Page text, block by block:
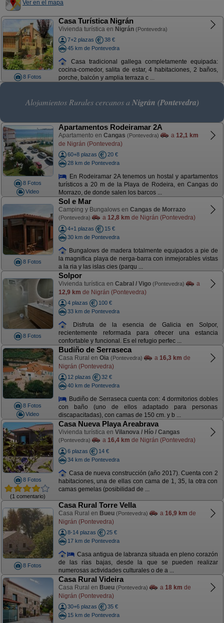
Ver en el mapa
8 Fotos
Casa Turística Nigrán
Vivienda turística en Nigrán (Pontevedra)
7+2 plazas
38 €
45 km de Pontevedra
Casa tradicional gallega completamente equipada:
cocina-comedor, salita de estar, 4 habitaciones, 2 baños,
porche, balcón y amplia terraza c ...
Alojamientos Rurales cercanos a Nigrán (Pontevedra)
8 Fotos
Video
Apartamentos Rodeiramar 2A
Apartamento en Cangas (Pontevedra) a 12,1 km
de Nigrán (Pontevedra)
60+8 plazas
20 €
28 km de Pontevedra
En Rodeiramar 2A tenemos un hostal y apartamentos
turísticos a 20 m de la Playa de Rodeira, en Cangas do
Morrazo, de donde salen los barcos ...
8 Fotos
Sol e Mar
Camping y Bungalows en Cangas de Morrazo
(Pontevedra) a 12,8 km de Nigrán (Pontevedra)
4+1 plazas
15 €
30 km de Pontevedra
Bungalows de madera totalmente equipados a pie de
la magnifica playa de nerga-barra con inmejorables vistas
a la ria y las islas cies (parqu ...
8 Fotos
Solpor
Vivienda turística en Cabral / Vigo (Pontevedra)
a
12,9 km de Nigrán (Pontevedra)
4 plazas
100 €
33 km de Pontevedra
Disfruta de la esencia de Galicia en Solpor,
recientemente reformada para ofrecer una estancia
confortable y funcional. Es el refugio perfec ...
8 Fotos
Video
Budiño de Serraseca
Casa Rural en Oia (Pontevedra) a 16,3 km de
Nigrán (Pontevedra)
12 plazas
32 €
40 km de Pontevedra
Budiño de Serraseca cuenta con: 4 dormitorios dobles
con baño (uno de ellos adaptado para personas
discapacitadas), con camas de 150 cm. y b ...
8 Fotos
(1 comentario)
Casa Nueva Playa Areabrava
Vivienda turística en Vilanova / Hío / Cangas
(Pontevedra) a 16,4 km de Nigrán (Pontevedra)
6 plazas
14 €
34 km de Pontevedra
Casa de nueva construcción (año 2017). Cuenta con 2
habitaciones, una de ellas con cama de 1, 35, la otra con
camas gemelas (posibilidad de ...
8 Fotos
Casa Rural Torre Vella
Casa Rural en Bueu (Pontevedra) a 16,9 km de
Nigrán (Pontevedra)
8-14 plazas
25 €
17 km de Pontevedra
Casa antigua de labranza situada en pleno corazón
de las rías bajas, desde la que se pueden realizar
numerosas actividades culturales o de a ...
Casa Rural Videira
Casa Rural en Bueu (Pontevedra) a 18 km de
Nigrán (Pontevedra)
30+6 plazas
35 €
15 km de Pontevedra